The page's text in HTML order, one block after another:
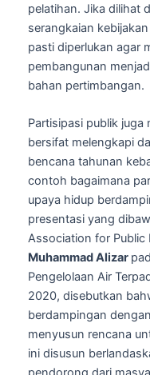
pelatihan. Jika dilihat
serangkaian
pasti diperlukan agar
pembangunan
bahan pertimbangan.
Partisipasi publik
bersifat melengkapi
bencana tahunan
contoh bagaimana
upaya hidup
presentasi yang
Association for Public
Muhammad Alizar
Pengelolaan Air
2020, disebutkan
berdampingan
menyusun rencana
ini disusun